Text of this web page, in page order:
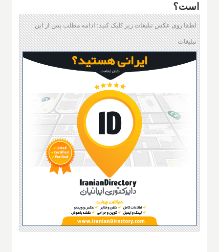
است؟
لطفا روی عکس تبلیغات زیر کلیک کنید؛ ادامه مطلب پس از این
تبلیغات